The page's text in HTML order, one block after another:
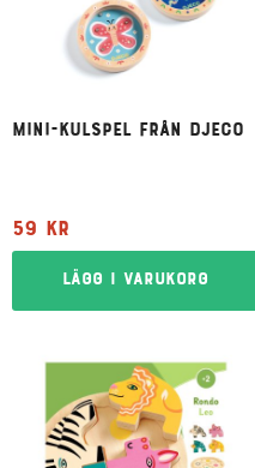
Mini-kulspel från Djeco
59 kr
Lägg i varukorg